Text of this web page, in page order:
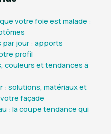
votre foie est malade :
par jour : apports
profil
couleurs et tendances à
: solutions, matériaux et
façade
: la coupe tendance qui